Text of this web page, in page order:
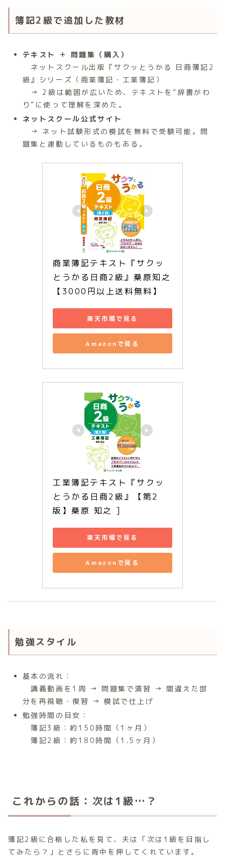
簿記2級で追加した教材
テキスト ＋ 問題集（購入）
ネットスクール出版『サクッとうかる 日商簿記2
級』シリーズ（商業簿記・工業簿記）
→ 2級は範囲が広いため、テキストを“辞書がわ
り”に使って理解を深めた。
ネットスクール公式サイト
→ ネット試験形式の模試を無料で受験可能。問
題集と連動しているものもある。
商業簿記テキスト『サクッ
とうかる日商2級』桑原知之
【3000円以上送料無料】
楽天市場で見る
Amazonで見る
工業簿記テキスト『サクッ
とうかる日商2級』【第2
版】桑原 知之 ]
楽天市場で見る
Amazonで見る
勉強スタイル
基本の流れ：
講義動画を1周 → 問題集で演習 → 間違えた部
分を再視聴・復習 → 模試で仕上げ
勉強時間の目安：
簿記3級：約150時間（1ヶ月）
簿記2級：約180時間（1.5ヶ月）
これからの話：次は1級…？
簿記2級に合格した私を見て、夫は「次は1級を目指し
てみたら？」とさらに背中を押してくれています。